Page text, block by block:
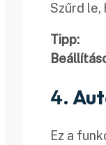
Szűrd le,
Tipp:
4.
Ez a